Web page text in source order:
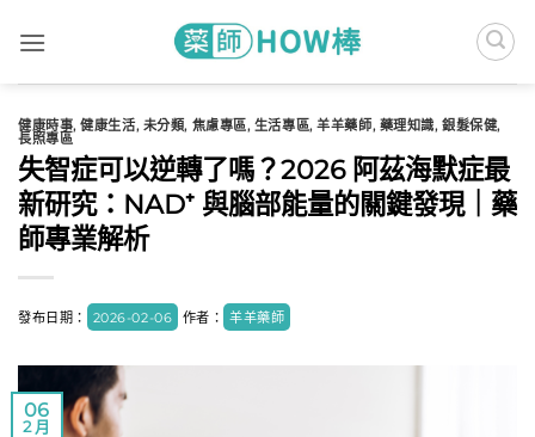
健康時事,健康生活, 未分類, 焦慮專區, 生活專區,羊羊藥師, 藥理知識,銀髮保健,
長照專區
失智症可以逆轉了嗎？2026 阿茲海默症最
新研究：NAD⁺ 與腦部能量的關鍵發現｜藥
師專業解析
發布日期： 2026-02-06 作者： 羊羊藥師
06
2 月